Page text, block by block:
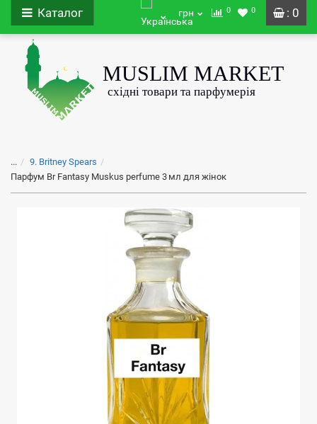
: 0
Каталог грн 0 0
...
9. Britney Spears
Парфум Br Fantasy Muskus perfume 3 мл для жінок